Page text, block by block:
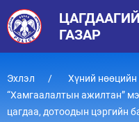
ГАЗАР
Эхлэл
Хүний нөөцийн
“Хамгаалалтын ажилтан”
цагдаа, дотоодын цэргийн